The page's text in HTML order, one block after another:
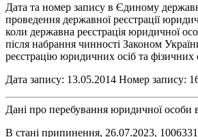
Дата та номер запису в Єдиному
проведення державної реєстрації
коли державна реєстрація юридичної
після набрання чинності Законом
реєстрацію юридичних осіб та фізичних
Дата запису: 13.05.2014 Номер запису:
Дані про перебування юридичної особи
В стані припинення, 26.07.2023,